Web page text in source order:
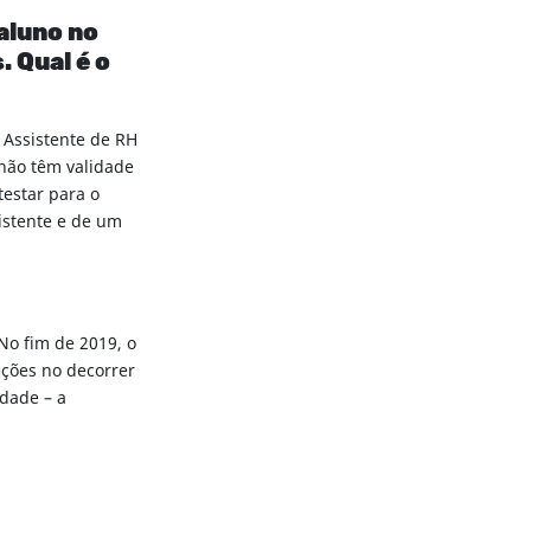
no
Qual é o
de RH
têm validade
para o
e de um
fim de 2019, o
no decorrer
– a